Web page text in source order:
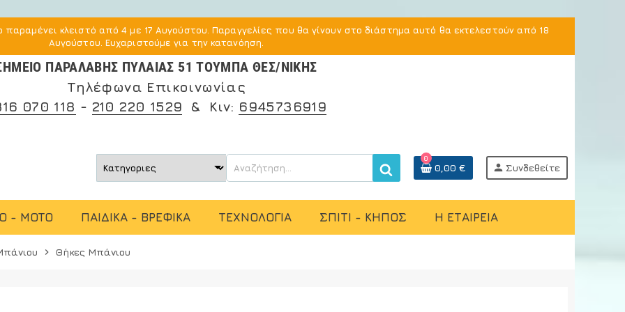
κλειστό από 4 με 17 Αυγούστου. Παραγγελίες που θα γίνουν στο διάστημα αυτό θα εκτελεστούν από 18
Αυγούστου. Ευχαριστούμε για την κατανόηση.
ΠΑΡΑΛΑΒΗΣ ΠΥΛΑΙΑΣ 51 ΤΟΥΜΠΑ ΘΕΣ/ΝΙΚΗΣ
Τηλέφωνα Επικοινωνίας
070 118 - 210 220 1529 & Κιν: 6945736919
0
0,00 € person Συνδεθείτε
- MOTO ΠΑΙΔΙΚΑ - ΒΡΕΦΙΚΑ ΤΕΧΝΟΛΟΓΙΑ ΣΠΙΤΙ - ΚΗΠΟΣ Η ΕΤΑΙΡΕΙΑ
chevron_right Θήκες Μπάνιου